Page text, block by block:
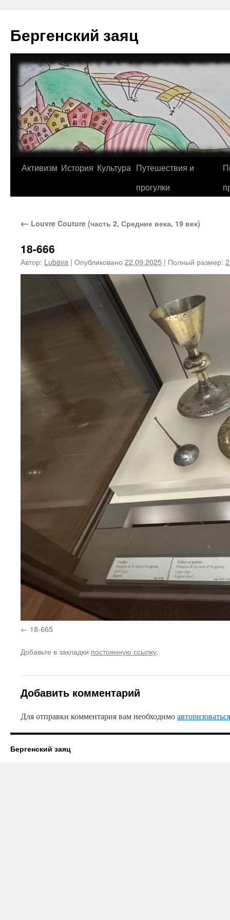
содержимому
Бергенский заяц
Активизм История Культура Путешествия и
прогулки
← Louvre Couture (часть 2, Средние века, 19 век)
18-666
Автор: Lubava | Опубликовано 22.09.2025 | Полный размер:
18-665
Добавьте в закладки постоянную ссылку.
Добавить комментарий
Для отправки комментария вам необходимоавторизоваться
Бергенский заяц